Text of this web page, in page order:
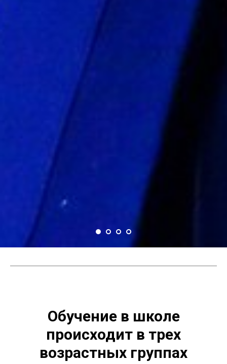
Обучение в школе
происходит в трех
возрастных группах